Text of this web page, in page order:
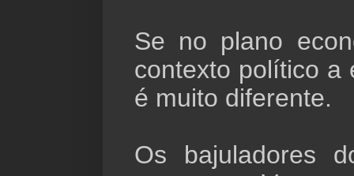
Se no plano
contexto político a
é muito diferente.
Os bajuladores